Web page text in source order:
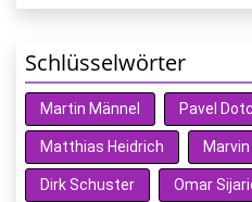
Schlüsselwörter
Martin Männel Pavel
Matthias Heidrich
Dirk Schuster Omar